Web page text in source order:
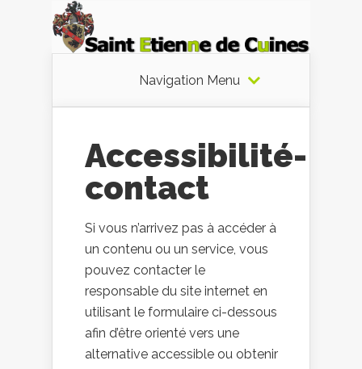
Navigation Menu
Accessibilité-
contact
Si vous n’arrivez pas à accéder à
un contenu ou un service, vous
pouvez contacter le
responsable du site internet en
utilisant le formulaire ci-dessous
afin d’être orienté vers une
alternative accessible ou obtenir